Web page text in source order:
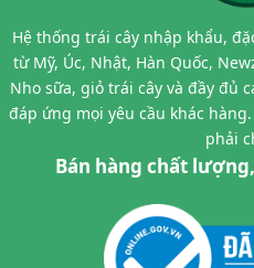
Hệ thống trái cây nhập khẩu,
từ Mỹ, Úc, Nhật, Hàn Quốc,
Nho sữa, giỏ trái cây và đầy đủ
đáp ứng mọi yêu cầu khác
phải
Bán hàng chất